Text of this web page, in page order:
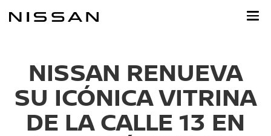
NISSAN RENUEVA
SU ICÓNICA VITRINA
DE LA CALLE 13 EN